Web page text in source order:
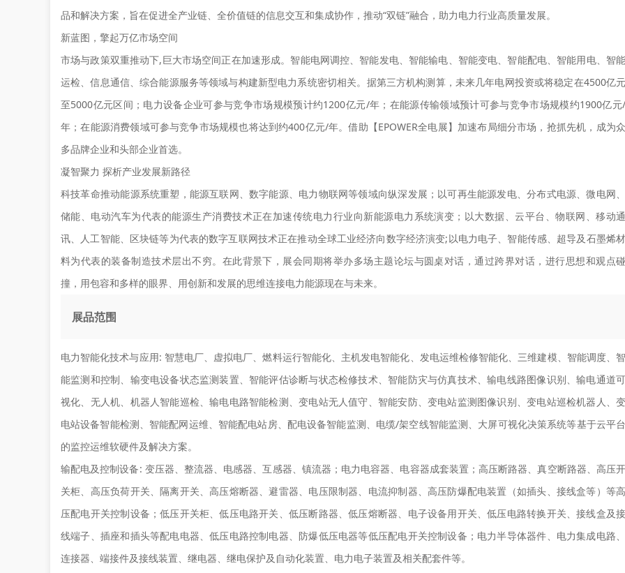
品和解决方案，旨在促进全产业链、全价值链的信息交互和集成协作，推动“双链”融合，助力电力行业高质量发展。
新蓝图，擎起万亿市场空间
市场与政策双重推动下,巨大市场空间正在加速形成。智能电网调控、智能发电、智能输电、智能变电、智能配电、智能用电、智能
运检、信息通信、综合能源服务等领域与构建新型电力系统密切相关。据第三方机构测算，未来几年电网投资或将稳定在4500亿元
至5000亿元区间；电力设备企业可参与竞争市场规模预计约1200亿元/年；在能源传输领域预计可参与竞争市场规模约1900亿元/
年；在能源消费领域可参与竞争市场规模也将达到约400亿元/年。借助【EPOWER全电展】加速布局细分市场，抢抓先机，成为众
多品牌企业和头部企业首选。
凝智聚力 探析产业发展新路径
科技革命推动能源系统重塑，能源互联网、数字能源、电力物联网等领域向纵深发展；以可再生能源发电、分布式电源、微电网、
储能、电动汽车为代表的能源生产消费技术正在加速传统电力行业向新能源电力系统演变；以大数据、云平台、物联网、移动通
讯、人工智能、区块链等为代表的数字互联网技术正在推动全球工业经济向数字经济演变;以电力电子、智能传感、超导及石墨烯材
料为代表的装备制造技术层出不穷。在此背景下，展会同期将举办多场主题论坛与圆桌对话，通过跨界对话，进行思想和观点碰
撞，用包容和多样的眼界、用创新和发展的思维连接电力能源现在与未来。
展品范围
电力智能化技术与应用: 智慧电厂、虚拟电厂、燃料运行智能化、主机发电智能化、发电运维检修智能化、三维建模、智能调度、智
能监测和控制、输变电设备状态监测装置、智能评估诊断与状态检修技术、智能防灾与仿真技术、输电线路图像识别、输电通道可
视化、无人机、机器人智能巡检、输电电路智能检测、变电站无人值守、智能安防、变电站监测图像识别、变电站巡检机器人、变
电站设备智能检测、智能配网运维、智能配电站房、配电设备智能监测、电缆/架空线智能监测、大屏可视化决策系统等基于云平台
的监控运维软硬件及解决方案。
输配电及控制设备: 变压器、整流器、电感器、互感器、镇流器；电力电容器、电容器成套装置；高压断路器、真空断路器、高压开
关柜、高压负荷开关、隔离开关、高压熔断器、避雷器、电压限制器、电流抑制器、高压防爆配电装置（如插头、接线盒等）等高
压配电开关控制设备；低压开关柜、低压电路开关、低压断路器、低压熔断器、电子设备用开关、低压电路转换开关、接线盒及接
线端子、插座和插头等配电电器、低压电路控制电器、防爆低压电器等低压配电开关控制设备；电力半导体器件、电力集成电路、
连接器、端接件及接线装置、继电器、继电保护及自动化装置、电力电子装置及相关配套件等。